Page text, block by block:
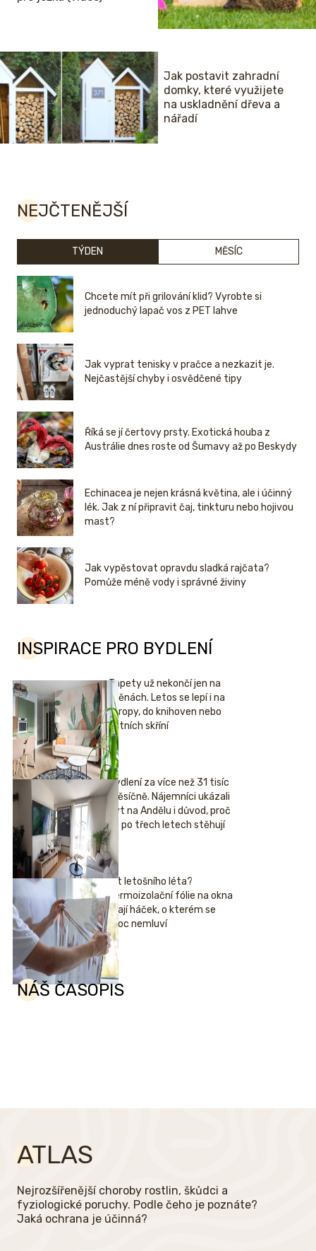
Jak postavit zahradní
domky, které využijete
na uskladnění dřeva a
nářadí
NEJČTENĚJŠÍ
TÝDEN MĚSÍC
Chcete mít při grilování klid? Vyrobte si
jednoduchý lapač vos z PET lahve
Jak vyprat tenisky v pračce a nezkazit je.
Nejčastější chyby i osvědčené tipy
Říká se jí čertovy prsty. Exotická houba z
Austrálie dnes roste od Šumavy až po Beskydy
Echinacea je nejen krásná květina, ale i účinný
lék. Jak z ní připravit čaj, tinkturu nebo hojivou
mast?
Jak vypěstovat opravdu sladká rajčata?
Pomůže méně vody i správné živiny
INSPIRACE PRO BYDLENÍ
Tapety už nekončí jen na
stěnách. Letos se lepí i na
stropy, do knihoven nebo
šatních skříní
Bydlení za více než 31 tisíc
měsíčně. Nájemníci ukázali
byt na Andělu i důvod, proč
se po třech letech stěhují
Hit letošního léta?
Termoizolační fólie na okna
mají háček, o kterém se
moc nemluví
NÁŠ ČASOPIS
ATLAS
Nejrozšířenější choroby rostlin, škůdci a
fyziologické poruchy. Podle čeho je poznáte?
Jaká ochrana je účinná?